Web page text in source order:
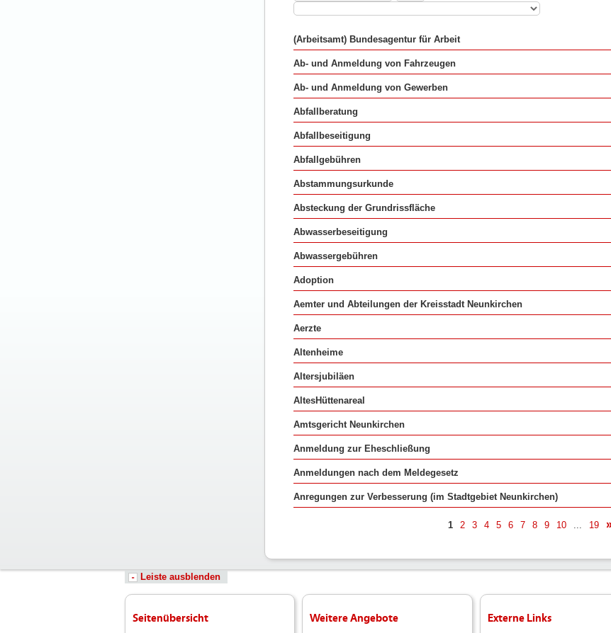
(Arbeitsamt) Bundesagentur für Arbeit
Ab- und Anmeldung von Fahrzeugen
Ab- und Anmeldung von Gewerben
Abfallberatung
Abfallbeseitigung
Abfallgebühren
Abstammungsurkunde
Absteckung der Grundrissfläche
Abwasserbeseitigung
Abwassergebühren
Adoption
Aemter und Abteilungen der Kreisstadt Neunkirchen
Aerzte
Altenheime
Altersjubiläen
AltesHüttenareal
Amtsgericht Neunkirchen
Anmeldung zur Eheschließung
Anmeldungen nach dem Meldegesetz
Anregungen zur Verbesserung (im Stadtgebiet Neunkirchen)
1 2 3 4 5 6 7 8 9 10 ... 19
Leiste ausblenden
Seitenübersicht Weitere Angebote Externe Links